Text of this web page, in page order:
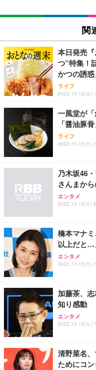
SIHOO B100
ュチェア 人
￥27,999
Sezlife オフ
ワーク チェ
能 人間工学
レスト 3Dヘ
務用 おしゃ
Sezlife オフ
ワーク チェ
能 人間工学
務用 おしゃ
ANDWINT
ッシュ 通気
ス圧無段階
EIZO ビジネ
￥109,572
【純正品】
フック付き（
￥49,979
【整備済み
ー フルHD（
ort/VGA ス
【MiniLED/
HOOTER
グモニター
Amazonベー
x2袋(84枚)
￥3,234
ネオ・ルー
り 単品
￥1,800
Smart
限定】
超厚型 お徳
アイリスオ
ュラー 200
関
本日発売
つ”特集！
かつの誘惑
ライフ
2022.10.15(土)
一風堂が
「醤油豚
ライフ
2022.10.15(土)
乃木坂46
さんまか
エンタメ
2022.10.15(土)
橋本マナ
以上だと…
エンタメ
2022.10.15(土)
加藤茶、
知り感動
エンタメ
2022.10.15(土)
清野菜名
ためにコ